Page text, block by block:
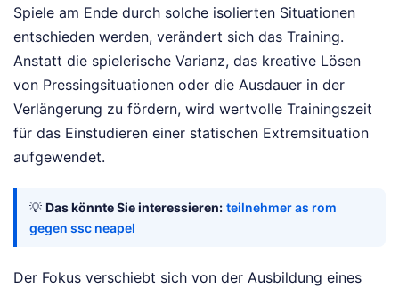
Spiele am Ende durch solche isolierten Situationen
entschieden werden, verändert sich das Training.
Anstatt die spielerische Varianz, das kreative Lösen
von Pressingsituationen oder die Ausdauer in der
Verlängerung zu fördern, wird wertvolle Trainingszeit
für das Einstudieren einer statischen Extremsituation
aufgewendet.
💡 Das könnte Sie interessieren: teilnehmer as rom
gegen ssc neapel
Der Fokus verschiebt sich von der Ausbildung eines